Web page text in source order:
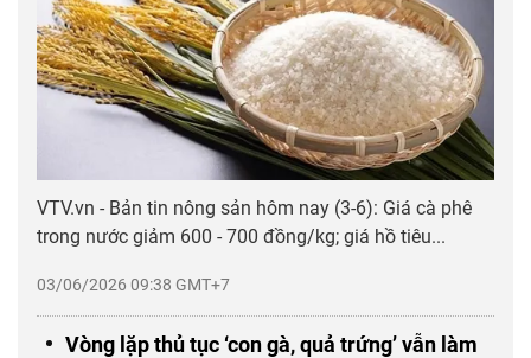
03/06/2026 09:38 GMT+7
VTV.vn - Bản tin nông sản hôm nay (3-6): Giá cà phê
trong nước giảm 600 - 700 đồng/kg; giá hồ tiêu...
Vòng lặp thủ tục ‘con gà, quả trứng’ vẫn làm